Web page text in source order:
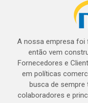
A nossa empresa foi
então vem
Fornecedores e
em políticas
busca de
colaboradores e